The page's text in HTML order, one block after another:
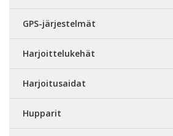
GPS-järjestelmät
Harjoittelukehät
Harjoitusaidat
Hupparit